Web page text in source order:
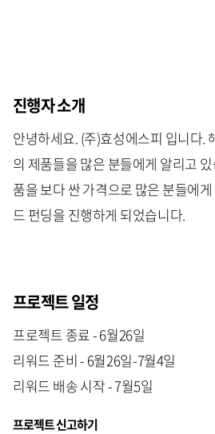
진행자 소개
안녕하세요. (주)효성에스피 입니다.
의 제품들을 많은 분들에게 알리고
품을 보다 싼 가격으로 많은 분들에
드 펀딩을 진행하게 되었습니다.
프로젝트 일정
프로젝트 종료 - 6월26일
리워드 준비 - 6월26일-7월4일
리워드 배송 시작 - 7월5일
프로젝트 신고하기